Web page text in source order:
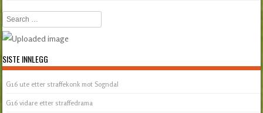
Search
SISTE INNLEGG
G16 ute etter straffekonk mot Sogndal
G16 vidare etter straffedrama